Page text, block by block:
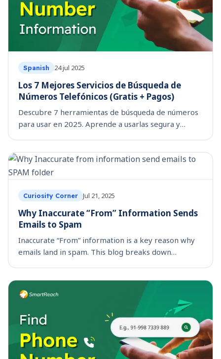
Spanish 24 jul 2025
Los 7 Mejores Servicios de Búsqueda de
Números Telefónicos (Gratis + Pagos)
Descubre 7 herramientas de búsqueda de números
para usar en 2025. Aprende a usarlas segura y
Curiosity Corner Jul 21, 2025
Why Inaccurate “From” Information Sends
Emails to Spam
Inaccurate “From” information is a key reason why
emails land in spam. This blog breaks down